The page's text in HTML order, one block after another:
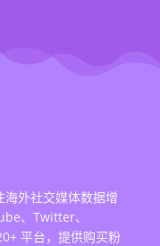
外社交媒体数据增
、Twitter、
平台，提供购买粉